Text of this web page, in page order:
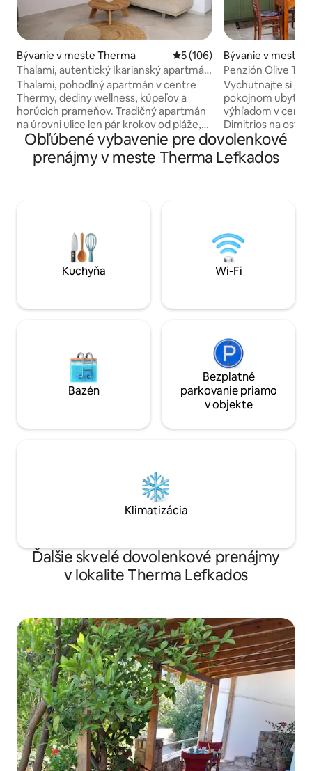
Bývanie v meste Therma Priemerné ohodnotenie 5 z
5 (106)
Thalami, autentický Ikarianský apartmán
v blízkosti pláže
Thalami, pohodlný apartmán v centre
Thermy, dediny wellness, kúpeľov a
horúcich prameňov. Tradičný apartmán
na úrovni ulice len pár krokov od pláže,
kompletne zrekonštruovaný, okolo
taverien a kaviarní. Dýchajte ďalej od
terapeutických termálnych prameňov a
aby vás ubytoval tým najlepším
spôsobom, slávnym Ikarským spôsobom
života a dĺžkou života.
Bývanie v meste
Penzión Olive
Vychutnajte si
pokojnom
výhľadom v
Dimitrios na
námestia s
len 10 minút
námestia
kde môžete
Ideálne miesto.
Obľúbené vybavenie pre dovolenkové
prenájmy v meste Therma Lefkados
Kuchyňa Wi-Fi
Bazén
Bezplatné
parkovanie priamo
v objekte
Klimatizácia
Ďalšie skvelé dovolenkové prenájmy
v lokalite Therma Lefkados